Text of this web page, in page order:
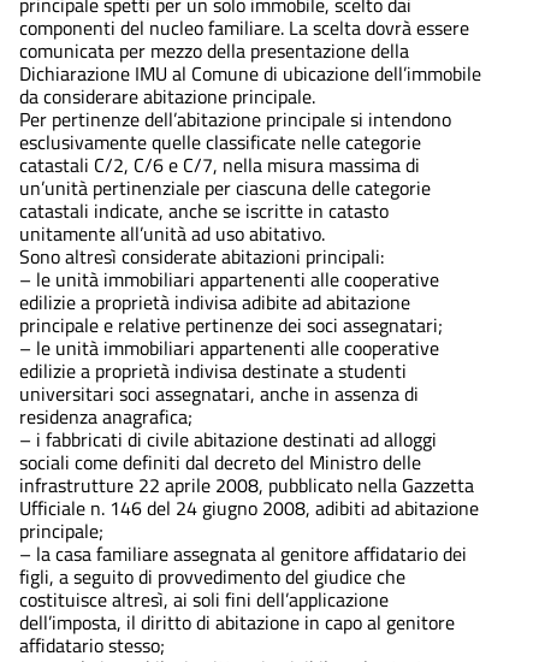
componenti del nucleo familiare. La scelta dovrà essere
comunicata per mezzo della presentazione della
Dichiarazione IMU al Comune di ubicazione dell’immobile
da considerare abitazione principale.
Per pertinenze dell’abitazione principale si intendono
esclusivamente quelle classificate nelle categorie
catastali C/2, C/6 e C/7, nella misura massima di
un’unità pertinenziale per ciascuna delle categorie
catastali indicate, anche se iscritte in catasto
unitamente all’unità ad uso abitativo.
Sono altresì considerate abitazioni principali:
– le unità immobiliari appartenenti alle cooperative
edilizie a proprietà indivisa adibite ad abitazione
principale e relative pertinenze dei soci assegnatari;
– le unità immobiliari appartenenti alle cooperative
edilizie a proprietà indivisa destinate a studenti
universitari soci assegnatari, anche in assenza di
residenza anagrafica;
– i fabbricati di civile abitazione destinati ad alloggi
sociali come definiti dal decreto del Ministro delle
infrastrutture 22 aprile 2008, pubblicato nella Gazzetta
Ufficiale n. 146 del 24 giugno 2008, adibiti ad abitazione
principale;
– la casa familiare assegnata al genitore affidatario dei
figli, a seguito di provvedimento del giudice che
costituisce altresì, ai soli fini dell’applicazione
dell’imposta, il diritto di abitazione in capo al genitore
affidatario stesso;